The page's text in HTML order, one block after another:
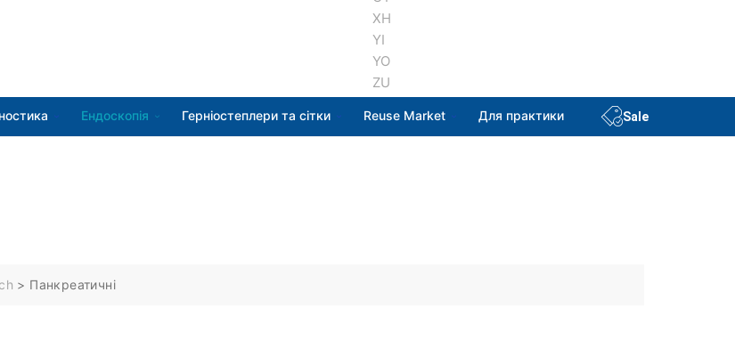
XH
YI
YO
ZU
Ендоскопія Герніостеплери та сітки Reuse Market Для практики Sale
> Панкреатичні